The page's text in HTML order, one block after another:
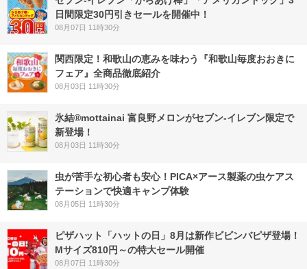
日間限定30円引きセールを開催中！
08月07日 11時30分
関西限定！和歌山の恵みを味わう『和歌山毎度おおきに
フェア』全商品徹底紹介
08月03日 11時30分
氷結®mottainai 富良野メロンがセブン‐イレブン限定で
新登場！
08月03日 11時30分
虫が苦手な初心者も安心！PICA×アース製薬の虫ケアス
テーションで快適キャンプ体験
08月05日 11時30分
ピザハット「ハットの日」8月は新作ビビンバピザ登場！
Mサイズ810円～の特大セール開催
08月07日 11時30分